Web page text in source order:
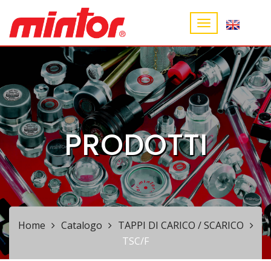
PRODOTTI
Home Catalogo
TAPPI DI CARICO / SCARICO
TSC/F